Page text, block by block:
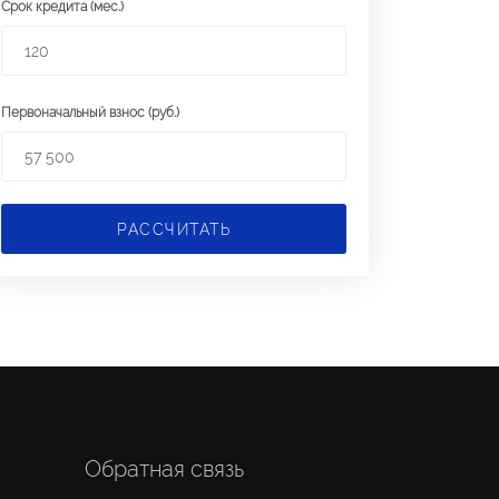
Срок кредита (мес.)
Первоначальный взнос (руб.)
РАССЧИТАТЬ
Обратная связь